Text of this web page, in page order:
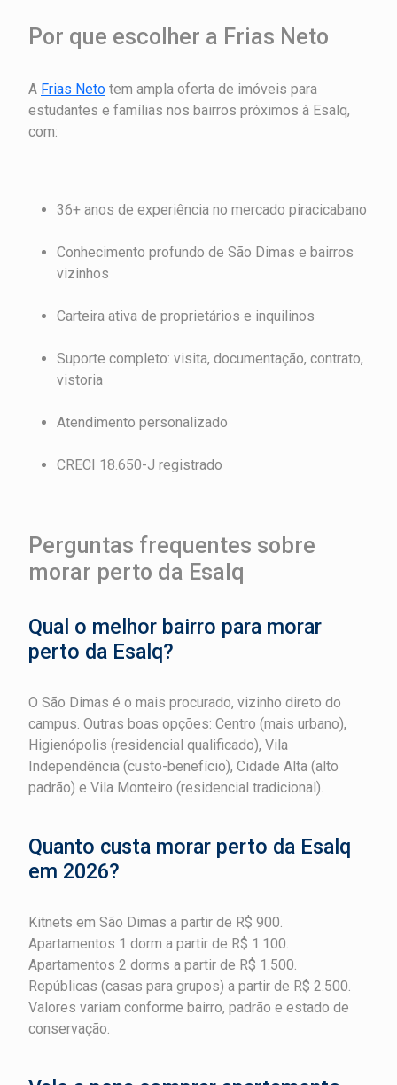
Por que escolher a Frias Neto
A Frias Neto tem ampla oferta de imóveis para
estudantes e famílias nos bairros próximos à Esalq,
com:
36+ anos de experiência no mercado piracicabano
Conhecimento profundo de São Dimas e bairros
vizinhos
Carteira ativa de proprietários e inquilinos
Suporte completo: visita, documentação, contrato,
vistoria
Atendimento personalizado
CRECI 18.650-J registrado
Perguntas frequentes sobre
morar perto da Esalq
Qual o melhor bairro para morar
perto da Esalq?
O São Dimas é o mais procurado, vizinho direto do
campus. Outras boas opções: Centro (mais urbano),
Higienópolis (residencial qualificado), Vila
Independência (custo-benefício), Cidade Alta (alto
padrão) e Vila Monteiro (residencial tradicional).
Quanto custa morar perto da Esalq
em 2026?
Kitnets em São Dimas a partir de R$ 900.
Apartamentos 1 dorm a partir de R$ 1.100.
Apartamentos 2 dorms a partir de R$ 1.500.
Repúblicas (casas para grupos) a partir de R$ 2.500.
Valores variam conforme bairro, padrão e estado de
conservação.